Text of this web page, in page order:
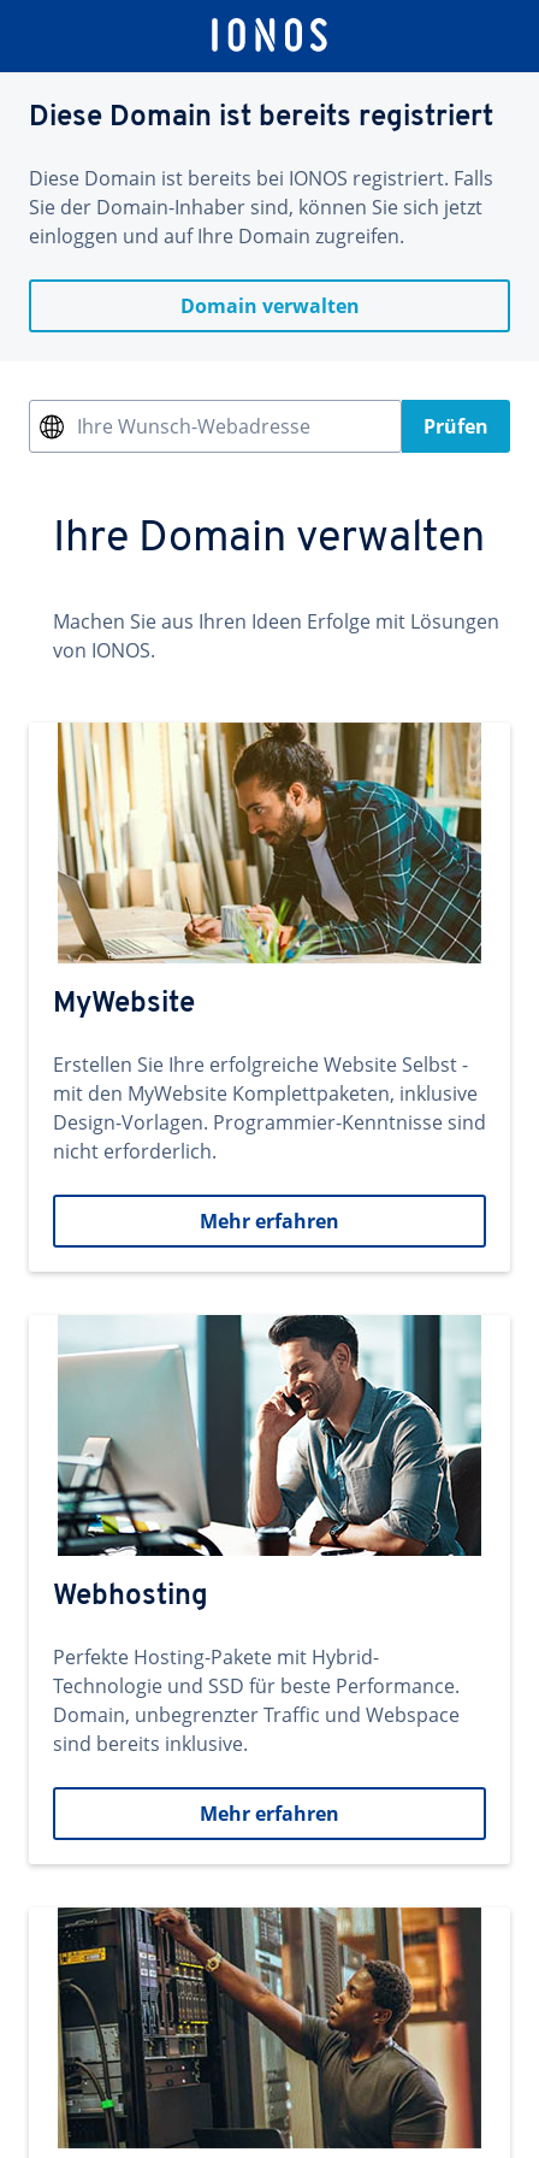
Diese Domain ist bereits registriert
Diese Domain ist bereits bei IONOS registriert. Falls
Sie der Domain-Inhaber sind, können Sie sich jetzt
einloggen und auf Ihre Domain zugreifen.
Domain verwalten
Ihre Wunsch-Webadresse Prüfen
Ihre Domain verwalten
Machen Sie aus Ihren Ideen Erfolge mit Lösungen
von IONOS.
MyWebsite
Erstellen Sie Ihre erfolgreiche Website Selbst -
mit den MyWebsite Komplettpaketen, inklusive
Design-Vorlagen. Programmier-Kenntnisse sind
nicht erforderlich.
Mehr erfahren
Webhosting
Perfekte Hosting-Pakete mit Hybrid-
Technologie und SSD für beste Performance.
Domain, unbegrenzter Traffic und Webspace
sind bereits inklusive.
Mehr erfahren